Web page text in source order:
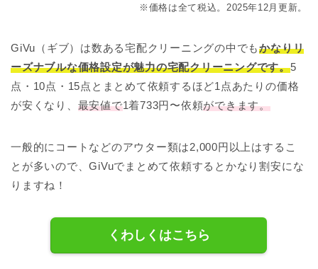
※価格は全て税込。2025年12月更新。
GiVu（ギブ）は数ある宅配クリーニングの中でもかなりリ
ーズナブルな価格設定が魅力の宅配クリーニングです。5
点・10点・15点とまとめて依頼するほど1点あたりの価格
が安くなり、 最安値で1着733円〜依頼ができます。
一般的にコートなどのアウター類は2,000円以上はするこ
とが多いので、GiVuでまとめて依頼するとかなり割安にな
りますね！
くわしくはこちら